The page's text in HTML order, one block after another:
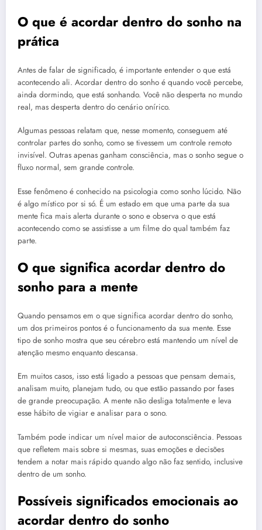
O que é acordar dentro do sonho na
prática
Antes de falar de significado, é importante entender o que está
acontecendo ali. Acordar dentro do sonho é quando você percebe,
ainda dormindo, que está sonhando. Você não desperta no mundo
real, mas desperta dentro do cenário onírico.
Algumas pessoas relatam que, nesse momento, conseguem até
controlar partes do sonho, como se tivessem um controle remoto
invisível. Outras apenas ganham consciência, mas o sonho segue o
fluxo normal, sem grande controle.
Esse fenômeno é conhecido na psicologia como sonho lúcido. Não
é algo místico por si só. É um estado em que uma parte da sua
mente fica mais alerta durante o sono e observa o que está
acontecendo como se assistisse a um filme do qual também faz
parte.
O que significa acordar dentro do
sonho para a mente
Quando pensamos em o que significa acordar dentro do sonho,
um dos primeiros pontos é o funcionamento da sua mente. Esse
tipo de sonho mostra que seu cérebro está mantendo um nível de
atenção mesmo enquanto descansa.
Em muitos casos, isso está ligado a pessoas que pensam demais,
analisam muito, planejam tudo, ou que estão passando por fases
de grande preocupação. A mente não desliga totalmente e leva
esse hábito de vigiar e analisar para o sono.
Também pode indicar um nível maior de autoconsciência. Pessoas
que refletem mais sobre si mesmas, suas emoções e decisões
tendem a notar mais rápido quando algo não faz sentido, inclusive
dentro de um sonho.
Possíveis significados emocionais ao
acordar dentro do sonho